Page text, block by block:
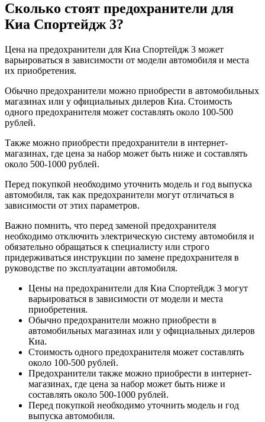
Сколько стоят предохранители для
Киа Спортейдж 3?
Цена на предохранители для Киа Спортейдж 3 может
варьироваться в зависимости от модели автомобиля и места
их приобретения.
Обычно предохранители можно приобрести в автомобильных
магазинах или у официальных дилеров Киа. Стоимость
одного предохранителя может составлять около 100-500
рублей.
Также можно приобрести предохранители в интернет-
магазинах, где цена за набор может быть ниже и составлять
около 500-1000 рублей.
Перед покупкой необходимо уточнить модель и год выпуска
автомобиля, так как предохранители могут отличаться в
зависимости от этих параметров.
Важно помнить, что перед заменой предохранителя
необходимо отключить электрическую систему автомобиля и
обязательно обращаться к специалисту или строго
придерживаться инструкции по замене предохранителя в
руководстве по эксплуатации автомобиля.
Цены на предохранители для Киа Спортейдж 3 могут
варьироваться в зависимости от модели и места
приобретения.
Обычно предохранители можно приобрести в
автомобильных магазинах или у официальных дилеров
Киа.
Стоимость одного предохранителя может составлять
около 100-500 рублей.
Предохранители также можно приобрести в интернет-
магазинах, где цена за набор может быть ниже и
составлять около 500-1000 рублей.
Перед покупкой необходимо уточнить модель и год
выпуска автомобиля.